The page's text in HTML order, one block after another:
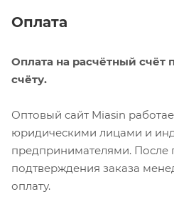
Оплата
Оплата на расчётный счёт
счёту.
Оптовый сайт Miasin
юридическими лицами и
предпринимателями. После
подтверждения заказа
оплату.